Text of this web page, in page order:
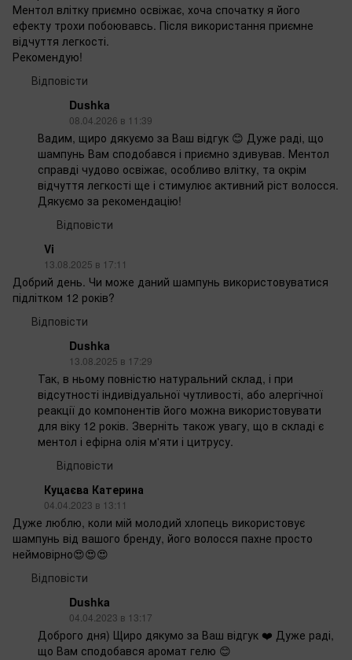
Ментол влітку приємно освіжає, хоча спочатку я його
ефекту трохи побоювавсь. Після використання приємне
відчуття легкості.
Рекомендую!
Відповісти
Dushka
08.04.2026 в 11:39
Вадим, щиро дякуємо за Ваш відгук 😊 Дуже раді, що
шампунь Вам сподобався і приємно здивував. Ментол
справді чудово освіжає, особливо влітку, та окрім
відчуття легкості ще і стимулює активний ріст волосся.
Дякуємо за рекомендацію!
Відповісти
Vi
13.08.2025 в 17:11
Добрий день. Чи може даний шампунь використовуватися
підлітком 12 років?
Відповісти
Dushka
13.08.2025 в 17:29
Так, в ньому повністю натуральний склад, і при
відсутності індивідуальної чутливості, або алергічної
реакції до компонентів його можна використовувати
для віку 12 років. Зверніть також увагу, що в складі є
ментол і ефірна олія м'яти і цитрусу.
Відповісти
Куцаєва Катерина
04.04.2023 в 13:11
Дуже люблю, коли мій молодий хлопець використовує
шампунь від вашого бренду, його волосся пахне просто
неймовірно😍😍😍
Відповісти
Dushka
04.04.2023 в 13:17
Доброго дня) Щиро дякумо за Ваш відгук ❤️ Дуже раді,
що Вам сподобався аромат гелю 😊